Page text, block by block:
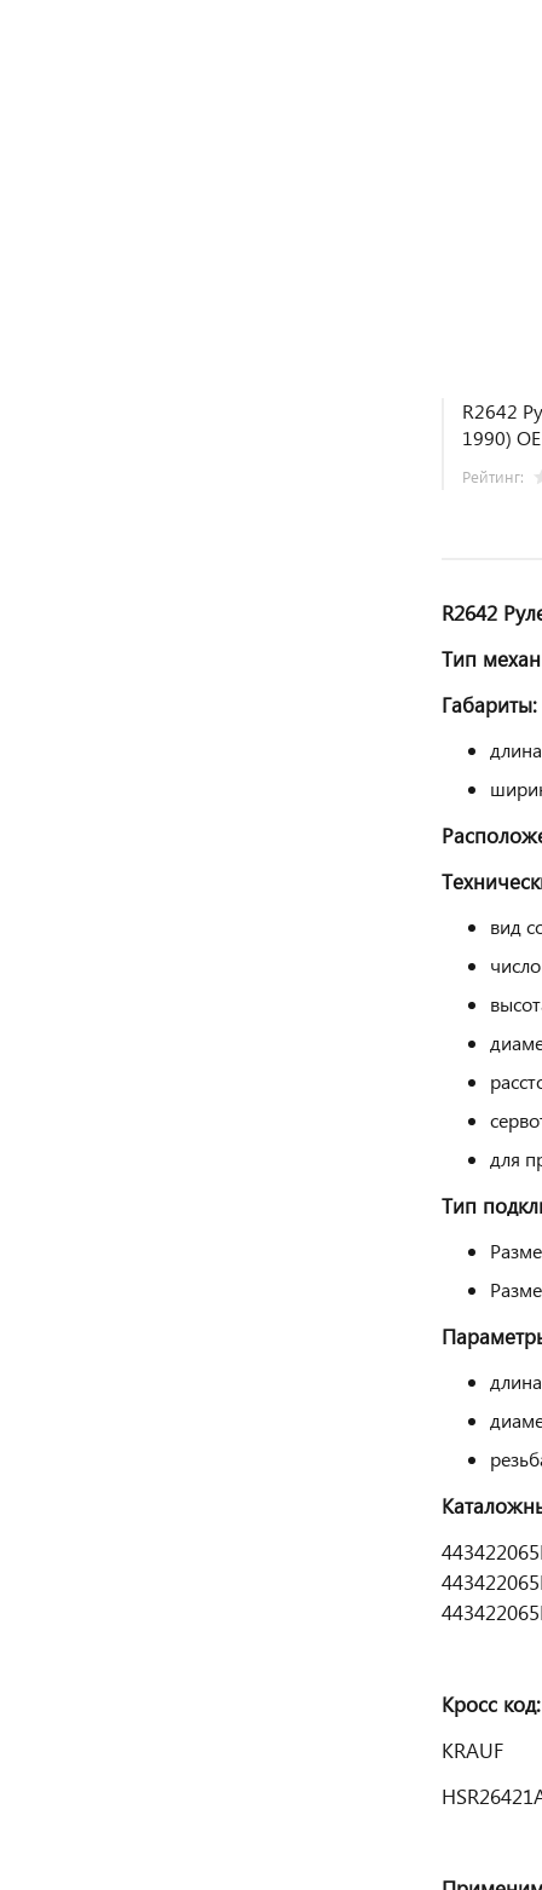
R2642
1990)
Рейтинг:
R2642
Тип
Габариты:
вид
для
Тип
Кросс код:
KRAUF